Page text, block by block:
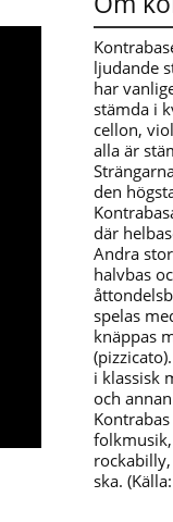
ljudande
har
stämda i
cellon,
alla är
den
där
Andra
halvbas
spelas
knäppas
i klassisk
och
ska.